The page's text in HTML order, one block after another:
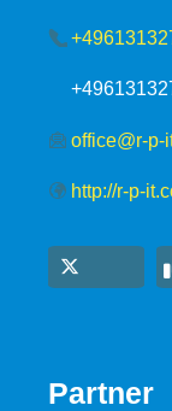
office@r-p-
http://r-p-
Partner